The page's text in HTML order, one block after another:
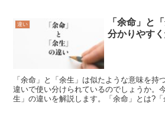
違い
「余命」と
分かりやす
「余命」と「余生」は似たような意味を持
違いで使い分けられているのでしょうか。
生」の違いを解説します。「余命」とは?